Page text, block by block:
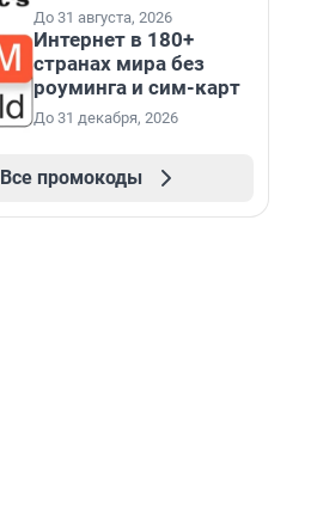
До 31 августа, 2026
Интернет в 180+
странах мира без
роуминга и сим-карт
До 31 декабря, 2026
Все промокоды